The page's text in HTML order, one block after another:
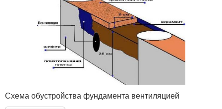
Схема обустройства фундамента вентиляцией